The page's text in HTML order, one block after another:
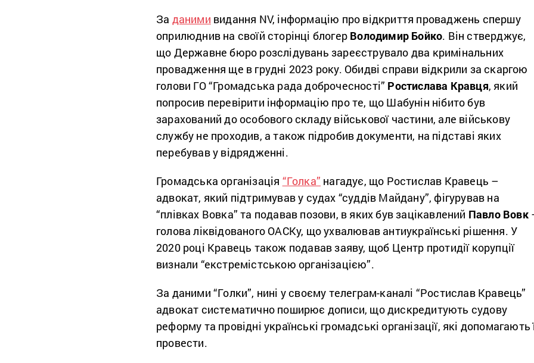
За даними видання NV, інформацію про відкриття проваджень спершу
оприлюднив на своїй сторінці блогер Володимир Бойко. Він стверджує,
що Державне бюро розслідувань зареєструвало два кримінальних
провадження ще в грудні 2023 року. Обидві справи відкрили за скаргою
голови ГО “Громадська рада доброчесності” Ростислава Кравця, який
попросив перевірити інформацію про те, що Шабунін нібито був
зарахований до особового складу військової частини, але військову
службу не проходив, а також підробив документи, на підставі яких
перебував у відрядженні.
Громадська організація “Голка” нагадує, що Ростислав Кравець –
адвокат, який підтримував у судах “суддів Майдану”, фігурував на
“плівках Вовка” та подавав позови, в яких був зацікавлений Павло Вовк
голова ліквідованого ОАСКу, що ухвалював антиукраїнські рішення. У
2020 році Кравець також подавав заяву, щоб Центр протидії корупції
визнали “екстремістською організацією”.
За даними “Голки”, нині у своєму телеграм-каналі “Ростислав Кравець”
адвокат систематично поширює дописи, що дискредитують судову
реформу та провідні українські громадські організації, які допомагають
провести.